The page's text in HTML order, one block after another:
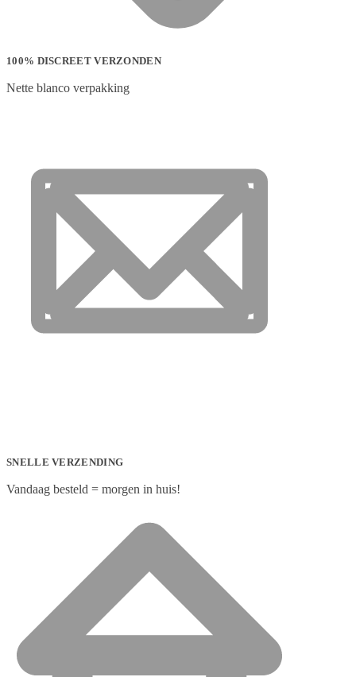
100% DISCREET VERZONDEN
Nette blanco verpakking
SNELLE VERZENDING
Vandaag besteld = morgen in huis!